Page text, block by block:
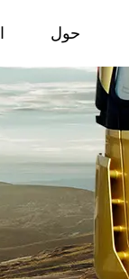
حول